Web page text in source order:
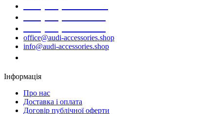
office@audi-accessories.shop
info@audi-accessories.shop
Інформація
Про нас
Доставка і оплата
Договір публічної оферти